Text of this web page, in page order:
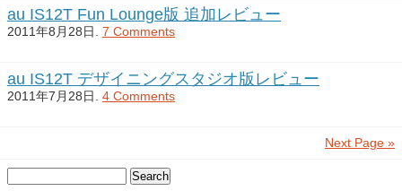
au IS12T Fun Lounge版 追加レビュー
2011年8月28日. 7 Comments
au IS12T デザイニングスタジオ版レビュー
2011年7月28日. 4 Comments
Next Page »